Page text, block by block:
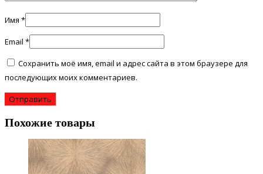
Имя *
Email *
Сохранить моё имя, email и адрес сайта в этом браузере для
последующих моих комментариев.
Похожие товары